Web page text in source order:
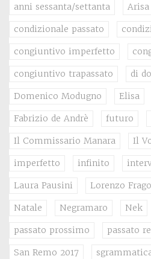
anni sessanta/settanta Arisa
condizionale passato
congiuntivo imperfetto
congiuntivo trapassato di
Domenico Modugno Elisa
Fabrizio de Andrè futuro
Il Commissario Manara Il
imperfetto infinito
Laura Pausini Lorenzo
Natale Negramaro Nek
passato prossimo passato
San Remo 2017